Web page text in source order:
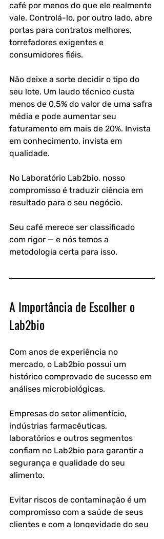
café por menos do que ele realmente
vale. Controlá-lo, por outro lado, abre
portas para contratos melhores,
torrefadores exigentes e
consumidores fiéis.
Não deixe a sorte decidir o tipo do
seu lote. Um laudo técnico custa
menos de 0,5% do valor de uma safra
média e pode aumentar seu
faturamento em mais de 20%. Invista
em conhecimento, invista em
qualidade.
No Laboratório Lab2bio, nosso
compromisso é traduzir ciência em
resultado para o seu negócio.
Seu café merece ser classificado
com rigor — e nós temos a
metodologia certa para isso.
A Importância de Escolher o
Lab2bio
Com anos de experiência no
mercado, o Lab2bio possui um
histórico comprovado de sucesso em
análises microbiológicas.
Empresas do setor alimentício,
indústrias farmacêuticas,
laboratórios e outros segmentos
confiam no Lab2bio para garantir a
segurança e qualidade do seu
alimento.
Evitar riscos de contaminação é um
compromisso com a saúde de seus
clientes e com a longevidade do seu